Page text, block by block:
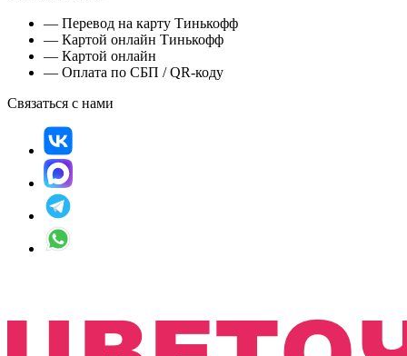
— Перевод на карту Тинькофф
— Картой онлайн Тинькофф
— Картой онлайн
— Оплата по СБП / QR-коду
Связаться с нами